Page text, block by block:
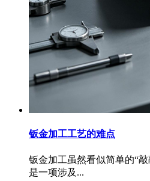
钣金加工工艺的难点
钣金加工虽然看似简单的“
是一项涉及...